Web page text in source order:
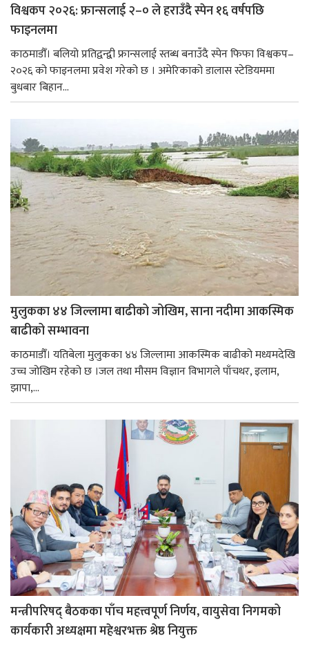
विश्वकप २०२६: फ्रान्सलाई २–० ले हराउँदै स्पेन १६ वर्षपछि
फाइनलमा
काठमाडौँ। बलियो प्रतिद्वन्द्वी फ्रान्सलाई स्तब्ध बनाउँदै स्पेन फिफा विश्वकप–
२०२६ को फाइनलमा प्रवेश गरेको छ । अमेरिकाको डालास स्टेडियममा
बुधबार बिहान...
मुलुकका ४४ जिल्लामा बाढीको जोखिम, साना नदीमा आकस्मिक
बाढीको सम्भावना
काठमाडौँ। यतिबेला मुलुकका ४४ जिल्लामा आकस्मिक बाढीको मध्यमदेखि
उच्च जोखिम रहेको छ ।जल तथा मौसम विज्ञान विभागले पाँचथर, इलाम,
झापा,...
मन्त्रीपरिषद् बैठकका पाँच महत्त्वपूर्ण निर्णय, वायुसेवा निगमको
कार्यकारी अध्यक्षमा महेश्वरभक्त श्रेष्ठ नियुक्त